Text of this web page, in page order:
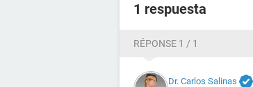
1 respuesta
RÉPONSE 1 / 1
Dr. Carlos Salinas